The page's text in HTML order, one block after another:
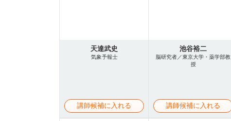
天達武史
気象予報士
講師候補に入れる
池谷裕二
脳研究者／東京大学・薬学部教
授
講師候補に入れる